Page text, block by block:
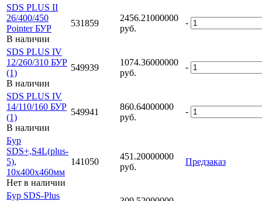
SDS PLUS II
26/400/450
Pointer БУР
В наличии
531859
2456.21000000
руб.
-
SDS PLUS IV
12/260/310 БУР
(1)
В наличии
549939
1074.36000000
руб.
-
SDS PLUS IV
14/110/160 БУР
(1)
В наличии
549941
860.64000000
руб.
-
Бур
SDS+,S4L(plus-
5),
10х400x460мм
Нет в наличии
141050
451.20000000
руб.
Предзаказ
Бур SDS-Plus